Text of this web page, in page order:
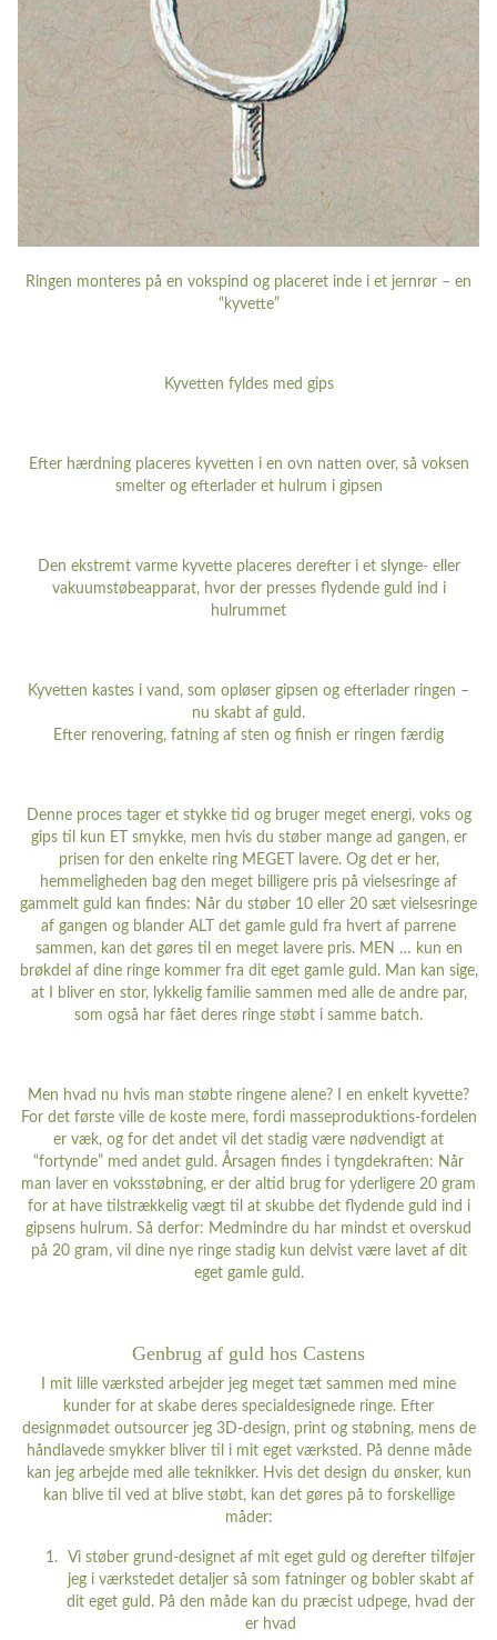
Ringen monteres på en vokspind og placeret inde i et jernrør – en
“kyvette”
Kyvetten fyldes med gips
Efter hærdning placeres kyvetten i en ovn natten over, så voksen
smelter og efterlader et hulrum i gipsen
Den ekstremt varme kyvette placeres derefter i et slynge- eller
vakuumstøbeapparat, hvor der presses flydende guld ind i
hulrummet
Kyvetten kastes i vand, som opløser gipsen og efterlader ringen –
nu skabt af guld.
Efter renovering, fatning af sten og finish er ringen færdig
Denne proces tager et stykke tid og bruger meget energi, voks og
gips til kun ET smykke, men hvis du støber mange ad gangen, er
prisen for den enkelte ring MEGET lavere. Og det er her,
hemmeligheden bag den meget billigere pris på vielsesringe af
gammelt guld kan findes: Når du støber 10 eller 20 sæt vielsesringe
af gangen og blander ALT det gamle guld fra hvert af parrene
sammen, kan det gøres til en meget lavere pris. MEN … kun en
brøkdel af dine ringe kommer fra dit eget gamle guld. Man kan sige,
at I bliver en stor, lykkelig familie sammen med alle de andre par,
som også har fået deres ringe støbt i samme batch.
Men hvad nu hvis man støbte ringene alene? I en enkelt kyvette?
For det første ville de koste mere, fordi masseproduktions-fordelen
er væk, og for det andet vil det stadig være nødvendigt at
“fortynde” med andet guld. Årsagen findes i tyngdekraften: Når
man laver en voksstøbning, er der altid brug for yderligere 20 gram
for at have tilstrækkelig vægt til at skubbe det flydende guld ind i
gipsens hulrum. Så derfor: Medmindre du har mindst et overskud
på 20 gram, vil dine nye ringe stadig kun delvist være lavet af dit
eget gamle guld.
Genbrug af guld hos Castens
I mit lille værksted arbejder jeg meget tæt sammen med mine
kunder for at skabe deres specialdesignede ringe. Efter
designmødet outsourcer jeg 3D-design, print og støbning, mens de
håndlavede smykker bliver til i mit eget værksted. På denne måde
kan jeg arbejde med alle teknikker. Hvis det design du ønsker, kun
kan blive til ved at blive støbt, kan det gøres på to forskellige
måder:
Vi støber grund-designet af mit eget guld og derefter tilføjer
jeg i værkstedet detaljer så som fatninger og bobler skabt af
dit eget guld. På den måde kan du præcist udpege, hvad der
er hvad